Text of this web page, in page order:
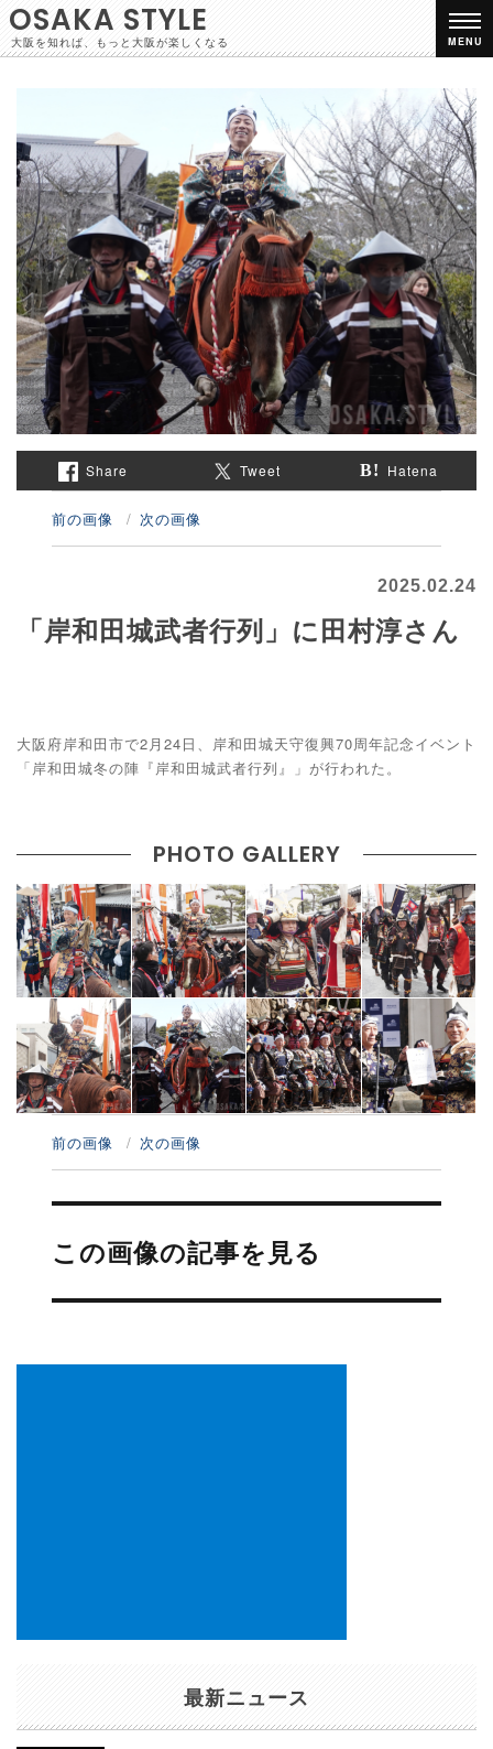
OSAKA STYLE
大阪を知れば、もっと大阪が楽しくなる MENU
Share Tweet Hatena
前の画像 次の画像
2025.02.24
「岸和田城武者行列」に田村淳さん
大阪府岸和田市で2月24日、岸和田城天守復興70周年記念イベント
「岸和田城冬の陣『岸和田城武者行列』」が行われた。
PHOTO GALLERY
前の画像 次の画像
投
ナ
ビ
ー
この画像の記事を見る
最新ニュース